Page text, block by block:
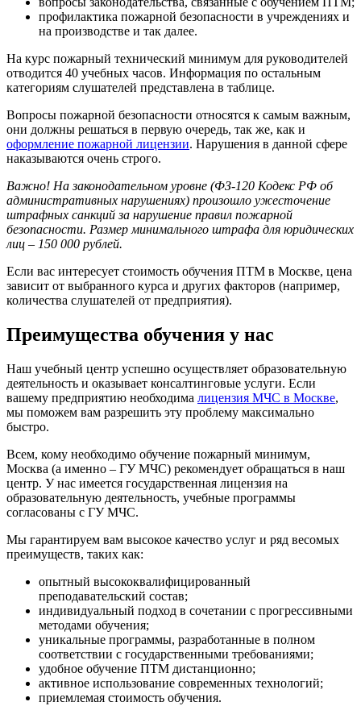
профилактика пожарной безопасности в учреждениях и
на производстве и так далее.
На курс пожарный технический минимум для руководителей
отводится 40 учебных часов. Информация по остальным
категориям слушателей представлена в таблице.
Вопросы пожарной безопасности относятся к самым важным,
они должны решаться в первую очередь, так же, как и
оформление пожарной лицензии. Нарушения в данной сфере
наказываются очень строго.
Важно! На законодательном уровне (ФЗ-120 Кодекс РФ об
административных нарушениях) произошло ужесточение
штрафных санкций за нарушение правил пожарной
безопасности. Размер минимального штрафа для юридических
лиц – 150 000 рублей.
Если вас интересует стоимость обучения ПТМ в Москве, цена
зависит от выбранного курса и других факторов (например,
количества слушателей от предприятия).
Преимущества обучения у нас
Наш учебный центр успешно осуществляет образовательную
деятельность и оказывает консалтинговые услуги. Если
вашему предприятию необходима лицензия МЧС в Москве,
мы поможем вам разрешить эту проблему максимально
быстро.
Всем, кому необходимо обучение пожарный минимум,
Москва (а именно – ГУ МЧС) рекомендует обращаться в наш
центр. У нас имеется государственная лицензия на
образовательную деятельность, учебные программы
согласованы с ГУ МЧС.
Мы гарантируем вам высокое качество услуг и ряд весомых
преимуществ, таких как:
опытный высококвалифицированный
преподавательский состав;
индивидуальный подход в сочетании с прогрессивными
методами обучения;
уникальные программы, разработанные в полном
соответствии с государственными требованиями;
удобное обучение ПТМ дистанционно;
активное использование современных технологий;
приемлемая стоимость обучения.